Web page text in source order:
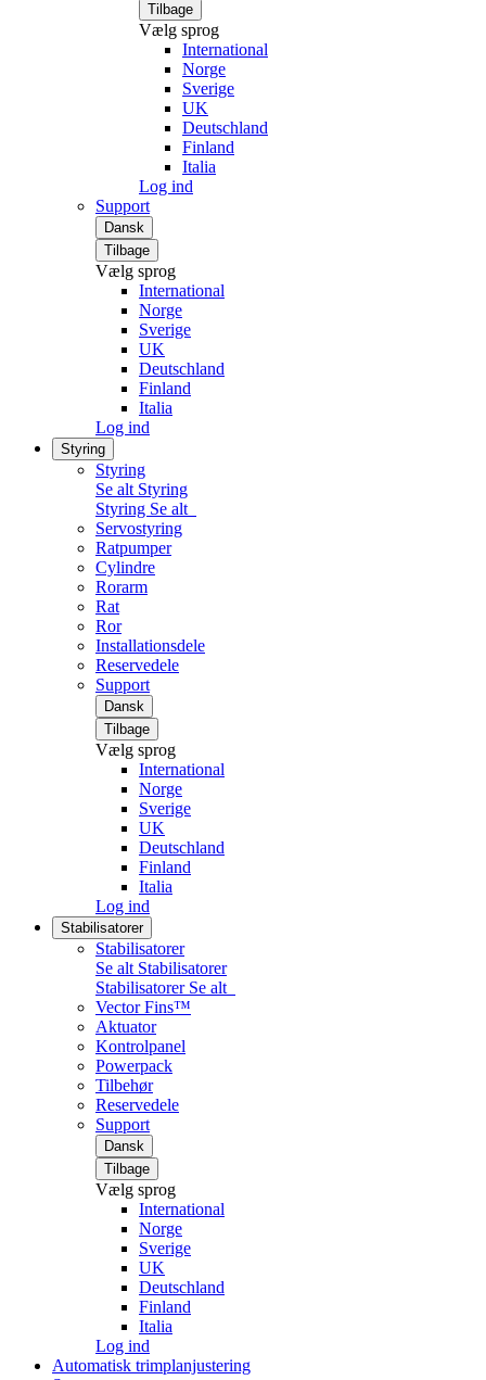
Tilbage
Vælg sprog
International
Norge
Sverige
UK
Deutschland
Finland
Italia
Log ind
Support
Dansk
Tilbage
Vælg sprog
International
Norge
Sverige
UK
Deutschland
Finland
Italia
Log ind
Styring
Styring
Se alt Styring
Styring Se alt
Servostyring
Ratpumper
Cylindre
Rorarm
Rat
Ror
Installationsdele
Reservedele
Support
Dansk
Tilbage
Vælg sprog
International
Norge
Sverige
UK
Deutschland
Finland
Italia
Log ind
Stabilisatorer
Stabilisatorer
Se alt Stabilisatorer
Stabilisatorer Se alt
Vector Fins™
Aktuator
Kontrolpanel
Powerpack
Tilbehør
Reservedele
Support
Dansk
Tilbage
Vælg sprog
International
Norge
Sverige
UK
Deutschland
Finland
Italia
Log ind
Automatisk trimplanjustering